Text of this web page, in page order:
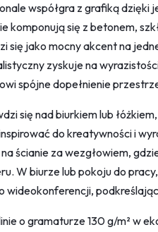
współgra z grafiką dzięki
komponują się z betonem,
się jako mocny akcent na
zyskuje na
spójne dopełnienie
się nad biurkiem lub
do kreatywności i
ścianie za wezgłowiem,
W biurze lub pokoju do
wideokonferencji,
o gramaturze 130 g/m² w